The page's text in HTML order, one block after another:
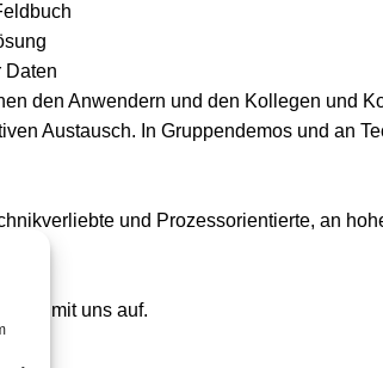
Daten
den Anwendern und den Kollegen und
Austausch. In Gruppendemos und an
und Prozessorientierte, an
mit uns auf.